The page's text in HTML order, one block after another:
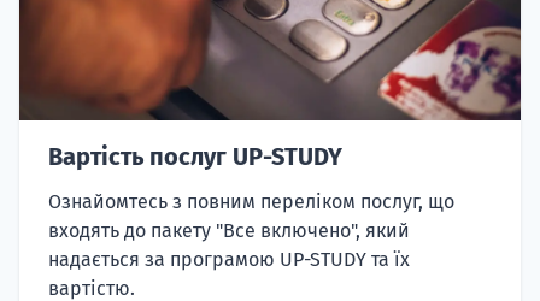
Вартість послуг UP-STUDY
Ознайомтесь з повним переліком послуг, що
входять до пакету "Все включено", який
надається за програмою UP-STUDY та їх
вартістю.